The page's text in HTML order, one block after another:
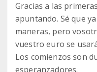
Gracias a las
apuntando. Sé que
maneras, pero
vuestro euro se
Los comienzos son
esperanzadores.